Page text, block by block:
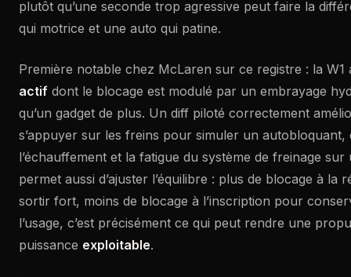
plutôt qu’une seconde trop agressive peut faire la
qui motrice et une auto qui patine.
Première notable chez McLaren sur ce registre : la
actif dont le blocage est modulé par un embrayage
qu’un gadget de plus. Un diff piloté correctement
s’appuyer sur les freins pour simuler un autobloquant,
l’échauffement et la fatigue du système de freinage
permet aussi d’ajuster l’équilibre : plus de blocage à la
sortir fort, moins de blocage à l’inscription pour
l’usage, c’est précisément ce qui peut rendre une
puissance exploitable.